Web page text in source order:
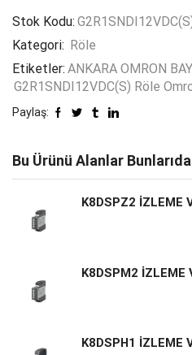
Stok Kodu:
Kategori: Röle
Etiketler: ANKARA OMRON
G2R1SNDI12VDC(S) Röle
Paylaş:
Bu Ürünü Alanlar Bunlarıda
K8DSPZ2 İZLEME
K8DSPM2 İZLEME
K8DSPH1 İZLEME